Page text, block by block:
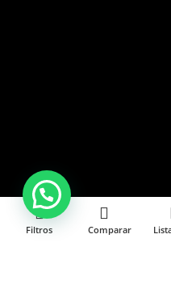
Filtros Comparar